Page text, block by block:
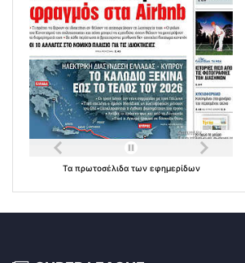
Τα πρωτοσέλιδα των εφημερίδων